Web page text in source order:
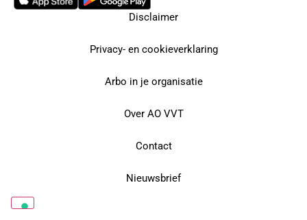
Disclaimer
Privacy- en cookieverklaring
Arbo in je organisatie
Over AO VVT
Contact
Nieuwsbrief